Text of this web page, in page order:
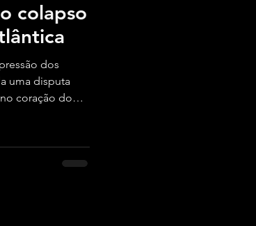
colapso
dos
uma disputa
coração do